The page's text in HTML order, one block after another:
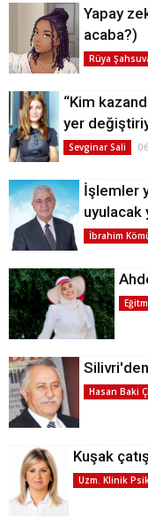
Yapay
acaba?)
Rüya
“Kim
yer
Sevginar Sali
İşlemler
uyulacak
İbrahim
Hasan Baki
Kuşak
Uzm. Klinik